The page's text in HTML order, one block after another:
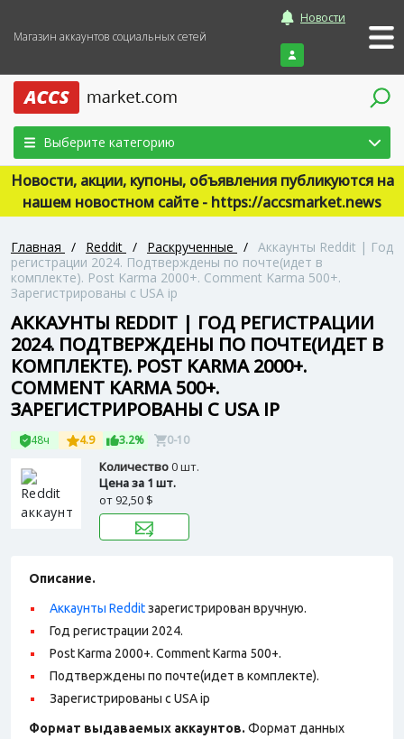
Магазин аккаунтов социальных сетей
Новости
Войти
Выберите категорию
Новости, акции, купоны, объявления публикуются на
нашем новостном сайте - https://accsmarket.news
Главная / Reddit / Раскрученные / Аккаунты Reddit | Год
регистрации 2024. Подтверждены по почте(идет в
комплекте). Post Karma 2000+. Comment Karma 500+.
Зарегистрированы с USA ip
АККАУНТЫ REDDIT | ГОД РЕГИСТРАЦИИ
2024. ПОДТВЕРЖДЕНЫ ПО ПОЧТЕ(ИДЕТ В
КОМПЛЕКТЕ). POST KARMA 2000+.
COMMENT KARMA 500+.
ЗАРЕГИСТРИРОВАНЫ С USA IP
48ч 4.9 3.2% 0-10
Количество0 шт.
Цена за 1 шт.
от 92,50 $
Описание.
Аккаунты Redditзарегистрирован вручную.
Год регистрации 2024.
Post Karma 2000+. Comment Karma 500+.
Подтверждены по почте(идет в комплекте).
Зарегистрированы с USA ip
Формат выдаваемых аккаунтов. Формат данных